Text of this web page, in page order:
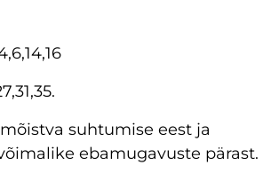
suhtumise eest ja
ebamugavuste pärast.